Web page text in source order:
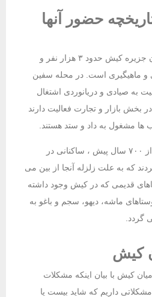
حضور آنها
وی بیان کرد: جمعیت بومیان جزیره کیش حدود ۳ هزار نفر و
و ماهیگیری است. در محله سفین
درصد جمعیت به صیادی و دریانوردی اشتغال
در بخش بازار و تجارت فعالیت دارند
ها مشغول به داد و ستد هستند.
جاسم پور اظهار کرد: بیش از ۷۰۰ سال پیش ، ساکنانی در
که به علت زلزله آنجا از بین می
قدیمی که در کیش وجود داشته
ماشه، دیهو، سجم و باغو به
کیش
کیش با بیان اینکه مشکلات
داریم که شاید بیست یا